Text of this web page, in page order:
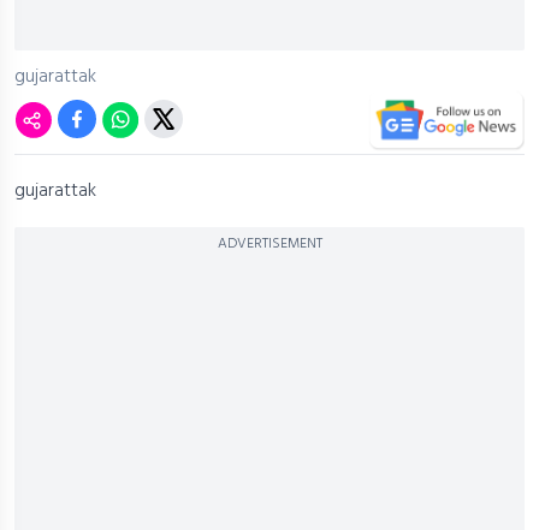
gujarattak
gujarattak
ADVERTISEMENT